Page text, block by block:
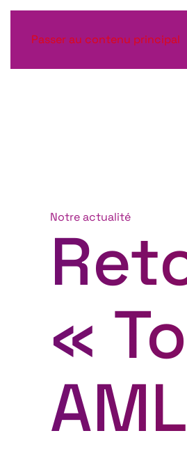
Passer au contenu principal
Notre actualité
«